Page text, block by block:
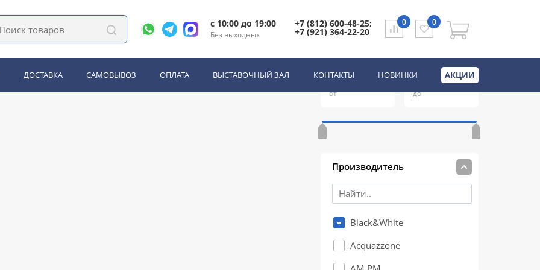
c 10:00 до 19:00
Без выходных
+7 (812) 600-48-25;
+7 (921) 364-22-20
0 0
ДОСТАВКА САМОВЫВОЗ ОПЛАТА ВЫСТАВОЧНЫЙ ЗАЛ КОНТАКТЫ НОВИНКИ АКЦИИ
от до
Производитель
Black&White
Acquazzone